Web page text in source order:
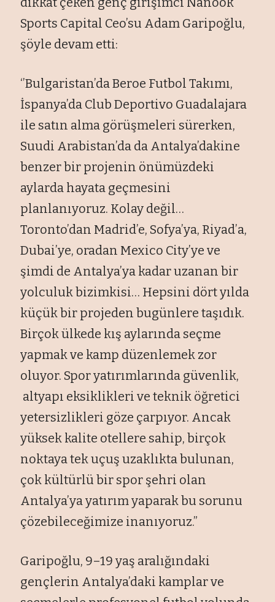
Sports Capital Ceo’su Adam Garipoğlu,
şöyle devam etti:
‘’Bulgaristan’da Beroe Futbol Takımı,
İspanya’da Club Deportivo Guadalajara
ile satın alma görüşmeleri sürerken,
Suudi Arabistan’da da Antalya’dakine
benzer bir projenin önümüzdeki
aylarda hayata geçmesini
planlanıyoruz. Kolay değil…
Toronto’dan Madrid’e, Sofya’ya, Riyad’a,
Dubai’ye, oradan Mexico City’ye ve
şimdi de Antalya’ya kadar uzanan bir
yolculuk bizimkisi… Hepsini dört yılda
küçük bir projeden bugünlere taşıdık.
Birçok ülkede kış aylarında seçme
yapmak ve kamp düzenlemek zor
oluyor. Spor yatırımlarında güvenlik,
altyapı eksiklikleri ve teknik öğretici
yetersizlikleri göze çarpıyor. Ancak
yüksek kalite otellere sahip, birçok
noktaya tek uçuş uzaklıkta bulunan,
çok kültürlü bir spor şehri olan
Antalya’ya yatırım yaparak bu sorunu
çözebileceğimize inanıyoruz.”
Garipoğlu, 9–19 yaş aralığındaki
gençlerin Antalya’daki kamplar ve